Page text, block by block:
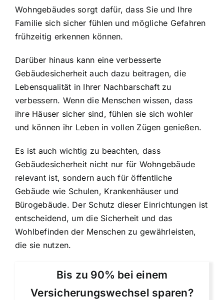
Wohngebäudes sorgt dafür, dass Sie und Ihre
Familie sich sicher fühlen und mögliche Gefahren
frühzeitig erkennen können.
Darüber hinaus kann eine verbesserte
Gebäudesicherheit auch dazu beitragen, die
Lebensqualität in Ihrer Nachbarschaft zu
verbessern. Wenn die Menschen wissen, dass
ihre Häuser sicher sind, fühlen sie sich wohler
und können ihr Leben in vollen Zügen genießen.
Es ist auch wichtig zu beachten, dass
Gebäudesicherheit nicht nur für Wohngebäude
relevant ist, sondern auch für öffentliche
Gebäude wie Schulen, Krankenhäuser und
Bürogebäude. Der Schutz dieser Einrichtungen ist
entscheidend, um die Sicherheit und das
Wohlbefinden der Menschen zu gewährleisten,
die sie nutzen.
Bis zu 90% bei einem
Versicherungswechsel sparen?